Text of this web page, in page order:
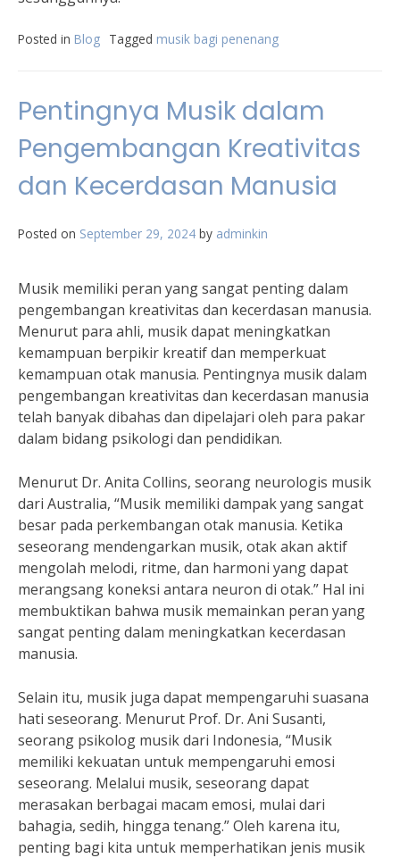
Posted in Blog Tagged musik bagi penenang
Pentingnya Musik dalam
Pengembangan Kreativitas
dan Kecerdasan Manusia
Posted on September 29, 2024 by adminkin
Musik memiliki peran yang sangat penting dalam
pengembangan kreativitas dan kecerdasan manusia.
Menurut para ahli, musik dapat meningkatkan
kemampuan berpikir kreatif dan memperkuat
kemampuan otak manusia. Pentingnya musik dalam
pengembangan kreativitas dan kecerdasan manusia
telah banyak dibahas dan dipelajari oleh para pakar
dalam bidang psikologi dan pendidikan.
Menurut Dr. Anita Collins, seorang neurologis musik
dari Australia, “Musik memiliki dampak yang sangat
besar pada perkembangan otak manusia. Ketika
seseorang mendengarkan musik, otak akan aktif
mengolah melodi, ritme, dan harmoni yang dapat
merangsang koneksi antara neuron di otak.” Hal ini
membuktikan bahwa musik memainkan peran yang
sangat penting dalam meningkatkan kecerdasan
manusia.
Selain itu, musik juga dapat mempengaruhi suasana
hati seseorang. Menurut Prof. Dr. Ani Susanti,
seorang psikolog musik dari Indonesia, “Musik
memiliki kekuatan untuk mempengaruhi emosi
seseorang. Melalui musik, seseorang dapat
merasakan berbagai macam emosi, mulai dari
bahagia, sedih, hingga tenang.” Oleh karena itu,
penting bagi kita untuk memperhatikan jenis musik